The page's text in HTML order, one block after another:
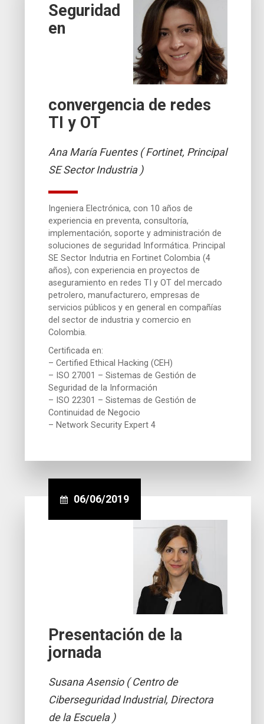
Seguridad
en
convergencia de redes
TI y OT
Ana María Fuentes ( Fortinet, Principal
SE Sector Industria )
Ingeniera Electrónica, con 10 años de
experiencia en preventa, consultoría,
implementación, soporte y administración de
soluciones de seguridad Informática. Principal
SE Sector Indutria en Fortinet Colombia (4
años), con experiencia en proyectos de
aseguramiento en redes TI y OT del mercado
petrolero, manufacturero, empresas de
servicios públicos y en general en compañías
del sector de industria y comercio en
Colombia.
Certificada en:
– Certified Ethical Hacking (CEH)
– ISO 27001 – Sistemas de Gestión de
Seguridad de la Información
– ISO 22301 – Sistemas de Gestión de
Continuidad de Negocio
– Network Security Expert 4
06/06/2019
Presentación de la
jornada
Susana Asensio ( Centro de
Ciberseguridad Industrial, Directora
de la Escuela )